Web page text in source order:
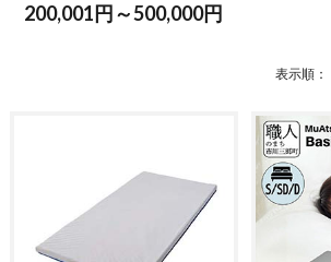
200,001円～500,000円
表示順：